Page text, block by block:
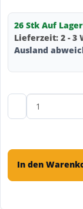
26 Stk Auf Lager
Lieferzeit: 2 - 3
Ausland
In den